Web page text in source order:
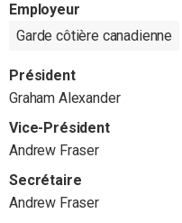
Employeur
Garde côtière canadienne
Président
Graham Alexander
Vice-Président
Andrew Fraser
Secrétaire
Andrew Fraser